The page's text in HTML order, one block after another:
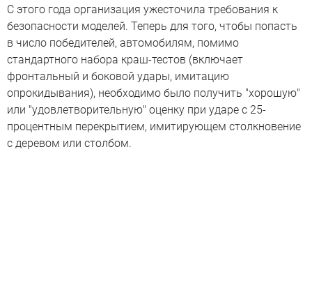
С этого года организация ужесточила требования к
безопасности моделей. Теперь для того, чтобы попасть
в число победителей, автомобилям, помимо
стандартного набора краш-тестов (включает
фронтальный и боковой удары, имитацию
опрокидывания), необходимо было получить "хорошую"
или "удовлетворительную" оценку при ударе с 25-
процентным перекрытием, имитирующем столкновение
с деревом или столбом.